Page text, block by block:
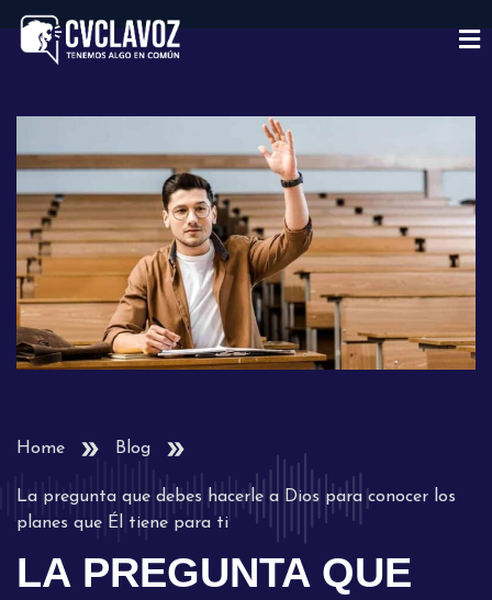
Home Blog
La pregunta que debes hacerle a Dios para conocer los
planes que Él tiene para ti
LA PREGUNTA QUE